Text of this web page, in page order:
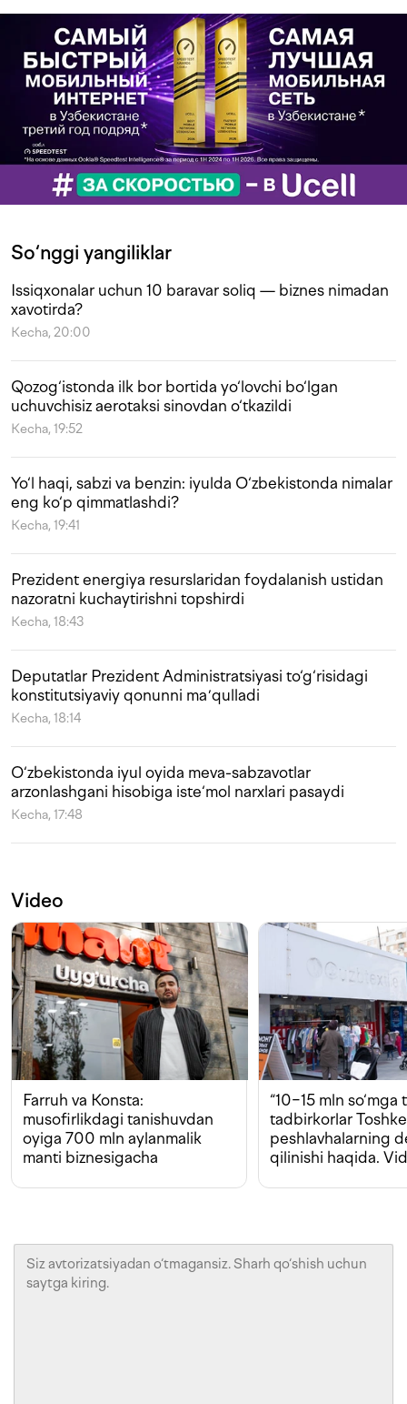
So‘nggi yangiliklar
Issiqxonalar uchun 10 baravar soliq — biznes nimadan
xavotirda?
Kecha, 20:00
Qozog‘istonda ilk bor bortida yo‘lovchi bo‘lgan
uchuvchisiz aerotaksi sinovdan o‘tkazildi
Kecha, 19:52
Yo‘l haqi, sabzi va benzin: iyulda O‘zbekistonda nimalar
eng ko‘p qimmatlashdi?
Kecha, 19:41
Prezident energiya resurslaridan foydalanish ustidan
nazoratni kuchaytirishni topshirdi
Kecha, 18:43
Deputatlar Prezident Administratsiyasi to‘g‘risidagi
konstitutsiyaviy qonunni maʼqulladi
Kecha, 18:14
O‘zbekistonda iyul oyida meva-sabzavotlar
arzonlashgani hisobiga iste‘mol narxlari pasaydi
Kecha, 17:48
Video
Farruh va Konsta:
musofirlikdagi tanishuvdan
oyiga 700 mln aylanmalik
manti biznesigacha
“10−15 mln so‘mga
tadbirkorlar
peshlavhalarning
qilinishi haqida.